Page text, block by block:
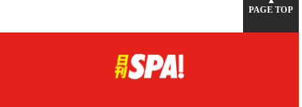
PAGE TOP